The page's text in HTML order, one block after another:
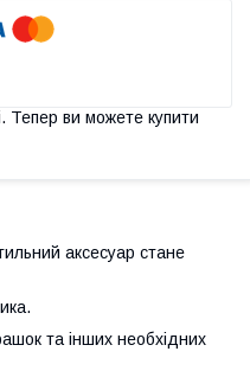
Тепер ви можете купити
аксесуар стане
та інших необхідних